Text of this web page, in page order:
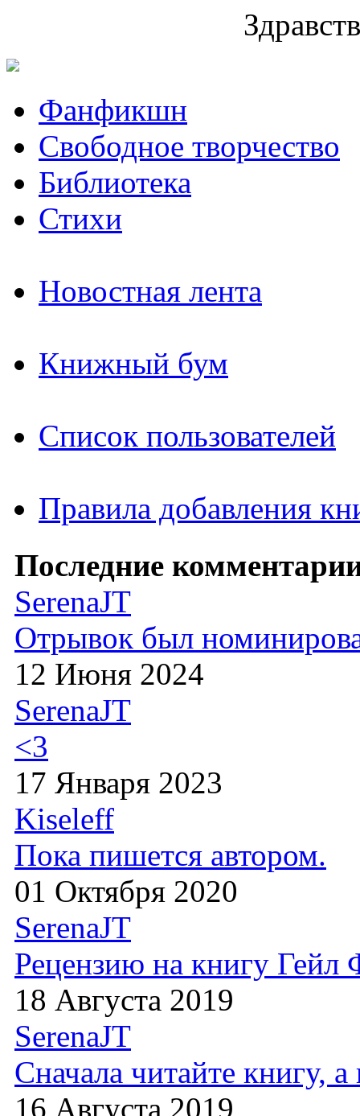
Фанфикшн
Свободное творчество
Библиотека
Стихи
Новостная лента
Книжный бум
Список пользователей
Правила добавления
Последние
SerenaJT
Отрывок был
12 Июня 2024
SerenaJT
<3
17 Января 2023
Kiseleff
Пока пишется автором.
01 Октября 2020
SerenaJT
Рецензию на книгу
18 Августа 2019
SerenaJT
Сначала читайте книгу,
16 Августа 2019